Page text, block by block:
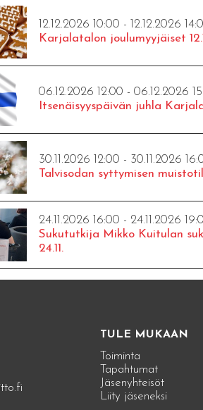
12.12.2026 10:00 - 12.12.2026
Karjalatalon joulumyyjäiset
06.12.2026 12:00 - 06.12.2026
Itsenäisyyspäivän juhla
30.11.2026 12:00 - 30.11.2026
Talvisodan syttymisen
24.11.2026 16:00 - 24.11.2026
Sukututkija Mikko Kuitulan
24.11.
TULE MUKAAN
Toiminta
Tapahtumat
Jäsenyhteisöt
Liity jäseneksi